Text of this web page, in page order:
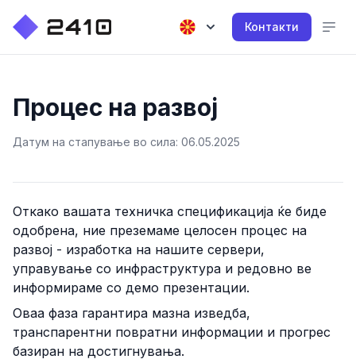
Контакти
Процес на развој
Датум на стапување во сила: 06.05.2025
Откако вашата техничка спецификација ќе биде
одобрена, ние преземаме целосен процес на
развој - изработка на нашите сервери,
управување со инфраструктура и редовно ве
информираме со демо презентации.
Оваа фаза гарантира мазна изведба,
транспарентни повратни информации и прогрес
базиран на достигнувања.